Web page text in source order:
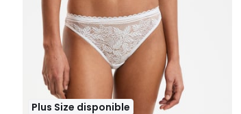
Plus Size disponible